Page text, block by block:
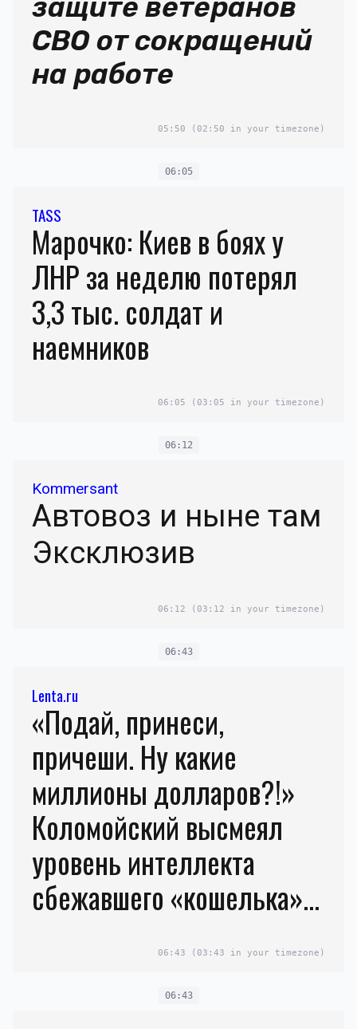
защите ветеранов
СВО от сокращений
на работе
05:50 (02:50 in your timezone)
06:05
TASS
Марочко: Киев в боях у
ЛНР за неделю потерял
3,3 тыс. солдат и
наемников
06:05 (03:05 in your timezone)
06:12
Kommersant
Автовоз и ныне там
Эксклюзив
06:12 (03:12 in your timezone)
06:43
Lenta.ru
«Подай, принеси,
причеши. Ну какие
миллионы долларов?!»
Коломойский высмеял
уровень интеллекта
сбежавшего «кошелька»
06:43 (03:43 in your timezone)
06:43